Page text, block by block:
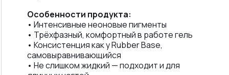
Особенности продукта:
• Интенсивные неоновые пигменты
• Трёхфазный, комфортный в работе гель
• Консистенция как у Rubber Base,
самовыравнивающийся
• Не слишком жидкий — подходит и для